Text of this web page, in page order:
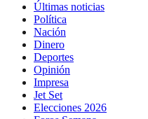
Últimas noticias
Política
Nación
Dinero
Deportes
Opinión
Impresa
Jet Set
Elecciones 2026